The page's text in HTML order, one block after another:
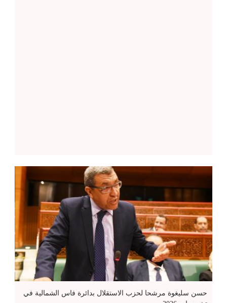
حسن سليغوة مرشحا لحزب الاستقلال بدائرة فاس الشمالية في